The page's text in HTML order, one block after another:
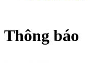
Thông báo